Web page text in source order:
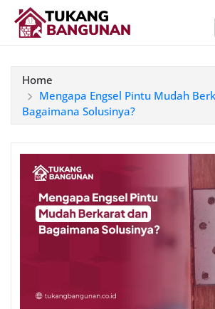
Home
Mengapa Engsel Pintu Mudah
Bagaimana Solusinya?